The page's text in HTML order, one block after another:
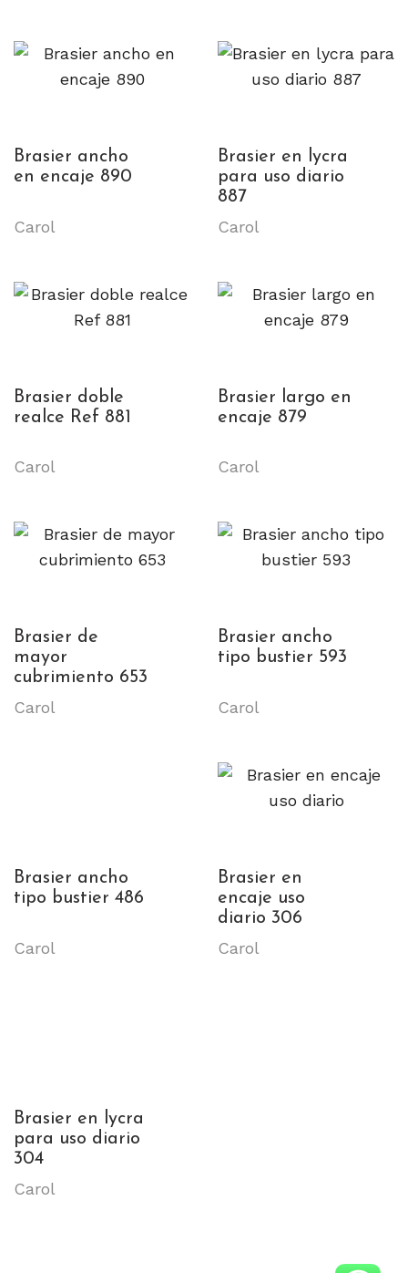
Brasier ancho
en encaje 890
Carol
Brasier en lycra
para uso diario
887
Carol
Brasier doble
realce Ref 881
Carol
Brasier largo en
encaje 879
Carol
Brasier de
mayor
cubrimiento 653
Carol
Brasier ancho
tipo bustier 593
Carol
Brasier ancho
tipo bustier 486
Carol
Brasier en
encaje uso
diario 306
Carol
Brasier en lycra
para uso diario
304
Carol